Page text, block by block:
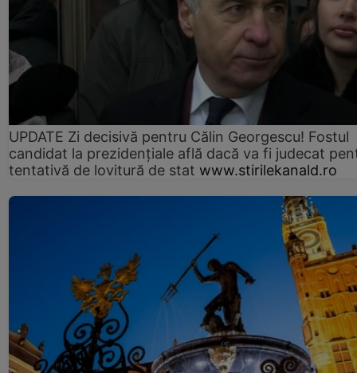
UPDATE Zi decisivă pentru Călin Georgescu! Fostul
candidat la prezidențiale află dacă va fi judecat
tentativă de lovitură de stat www.stirilekanald.ro